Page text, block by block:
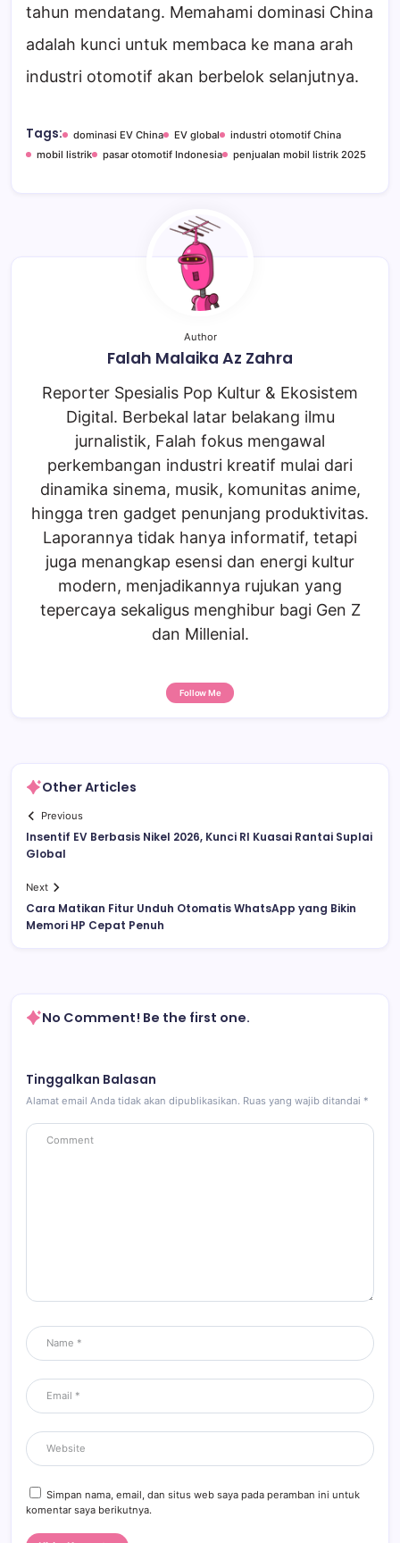
tahun mendatang. Memahami dominasi China
adalah kunci untuk membaca ke mana arah
industri otomotif akan berbelok selanjutnya.
Tags: dominasi EV China EV global
industri otomotif China
mobil listrik
pasar otomotif Indonesia penjualan mobil listrik 2025
Author
Falah Malaika Az Zahra
Reporter Spesialis Pop Kultur & Ekosistem
Digital. Berbekal latar belakang ilmu
jurnalistik, Falah fokus mengawal
perkembangan industri kreatif mulai dari
dinamika sinema, musik, komunitas anime,
hingga tren gadget penunjang produktivitas.
Laporannya tidak hanya informatif, tetapi
juga menangkap esensi dan energi kultur
modern, menjadikannya rujukan yang
tepercaya sekaligus menghibur bagi Gen Z
dan Millenial.
Follow Me
Other Articles
Previous
Insentif EV Berbasis Nikel 2026, Kunci RI Kuasai Rantai Suplai
Global
Next
Cara Matikan Fitur Unduh Otomatis WhatsApp yang Bikin
Memori HP Cepat Penuh
No Comment! Be the first one.
Tinggalkan Balasan
Alamat email Anda tidak akan dipublikasikan. Ruas yang wajib ditandai *
Simpan nama, email, dan situs web saya pada peramban ini untuk
komentar saya berikutnya.